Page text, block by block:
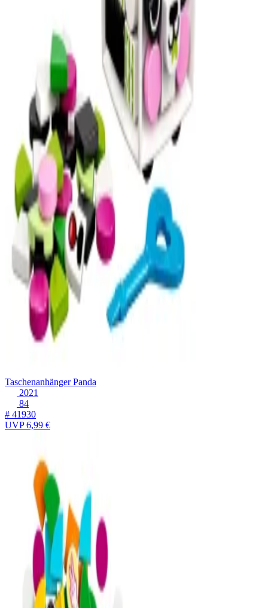
Taschenanhänger Panda
2021
84
# 41930
UVP6,99 €